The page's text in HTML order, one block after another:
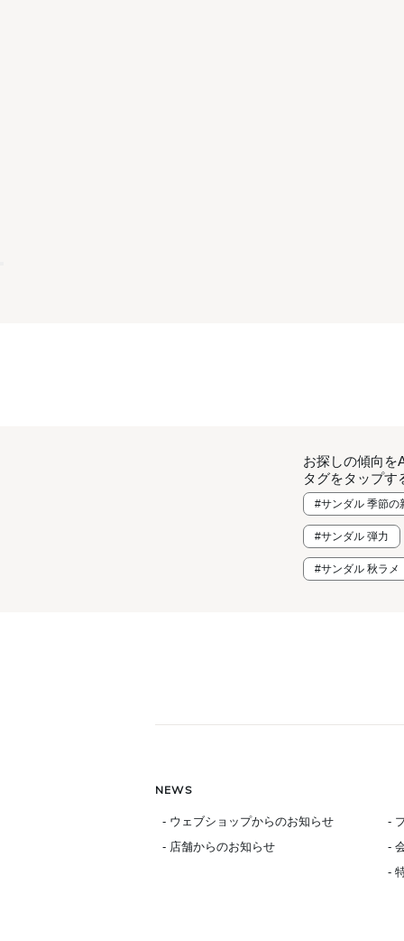
お探しの傾向を
タグをタップす
#サンダル 季節の
#サンダル 弾力
#サンダル 秋ラメ
NEWS
- ウェブショップからのお知らせ
- 店舗からのお知らせ
-
-
-